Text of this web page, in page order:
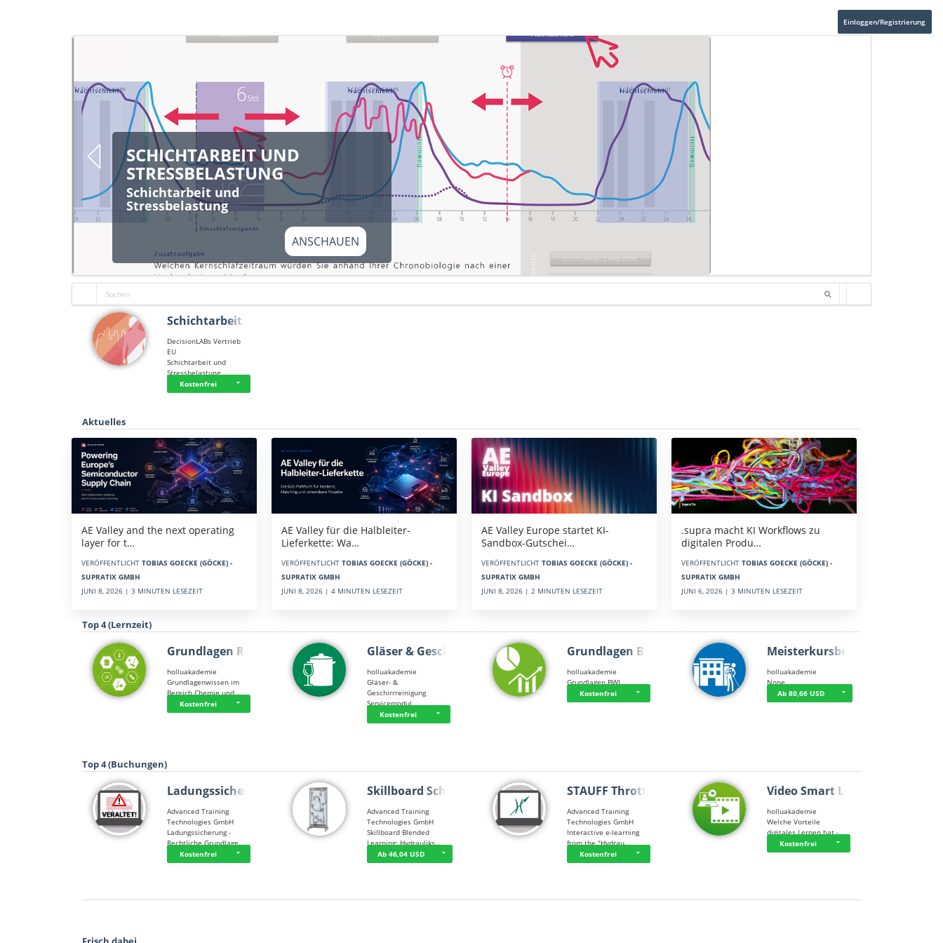
Einloggen/Registrierung
SCHICHTARBEIT UND
STRESSBELASTUNG
Schichtarbeit und
Stressbelastung
ANSCHAUEN
Schichtarbeit u…
DecisionLABs Vertrieb
EU
Schichtarbeit und
Stressbelastung
Kostenfrei
Aktuelles
AE Valley and the next operating
layer for t…
VERÖFFENTLICHT TOBIAS GOECKE (GÖCKE) -
SUPRATIX GMBH
JUNI 8, 2026 | 3 MINUTEN LESEZEIT
AE Valley für die Halbleiter-
Lieferkette: Wa…
VERÖFFENTLICHT TOBIAS GOECKE (GÖCKE) -
SUPRATIX GMBH
JUNI 8, 2026 | 4 MINUTEN LESEZEIT
AE Valley Europe startet KI-
Sandbox-Gutschei…
VERÖFFENTLICHT TOBIAS GOECKE (GÖCKE) -
SUPRATIX GMBH
JUNI 8, 2026 | 2 MINUTEN LESEZEIT
.supra macht KI Workflows zu
digitalen Produ…
VERÖFFENTLICHT TOBIAS GOECKE (GÖCKE) -
SUPRATIX GMBH
JUNI 6, 2026 | 3 MINUTEN LESEZEIT
Top 4 (Lernzeit)
Grundlagen Rein…
holluakademie
Grundlagenwissen im
Bereich Chemie und …
Kostenfrei
Gläser & Geschi…
holluakademie
Gläser- &
Geschirrreinigung
Servicemodul
Kostenfrei
Grundlagen BWL
holluakademie
Grundlagen BWL
Kostenfrei
Meisterkursbegl…
holluakademie
None
Ab 80,66 USD
Top 4 (Buchungen)
Ladungssicherung
Advanced Training
Technologies GmbH
Ladungssicherung -
Rechtliche Grundlage…
Kostenfrei
Skillboard Schl…
Advanced Training
Technologies GmbH
Skillboard Blended
Learning: Hydrauliks…
Ab 46,04 USD
STAUFF Throttle…
Advanced Training
Technologies GmbH
Interactive e-learning
from the "Hydrau…
Kostenfrei
Video Smart Lea…
holluakademie
Welche Vorteile
digitales Lernen hat - …
Kostenfrei